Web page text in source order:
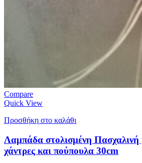
Compare
Quick View
Προσθήκη στο καλάθι
Λαμπάδα στολισμένη Πασχαλινή
χάντρες και πούπουλα 30cm